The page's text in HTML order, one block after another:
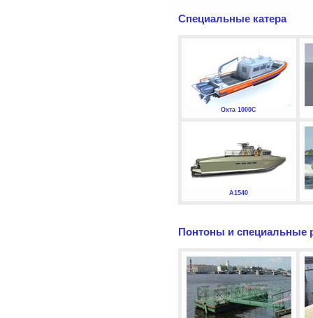
Специальные катера
Охта 1000С
А1540
Понтоны и специальные